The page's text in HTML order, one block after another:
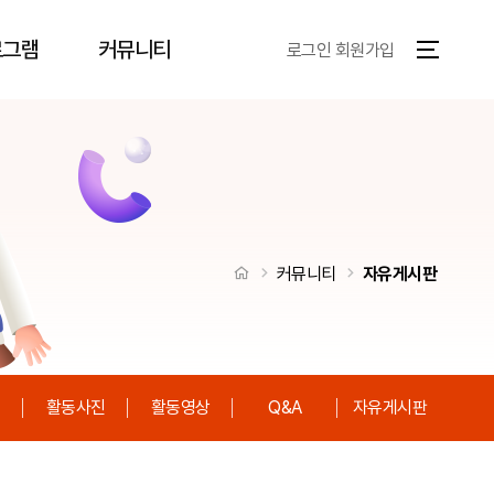
램 커뮤니티 로그인 회원가입 전체메뉴
처음으로
커뮤니티 자유게시판
활동사진 활동영상 Q&A 자유게시판